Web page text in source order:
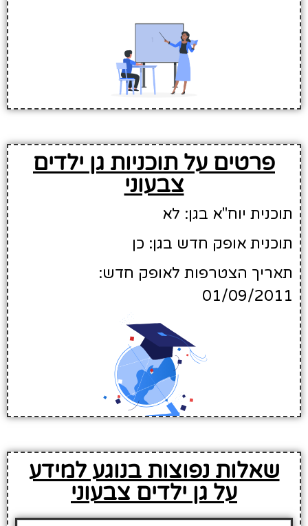
פרטים על תוכניות גן ילדים
צבעוני
תוכנית יוח"א בגן: לא
תוכנית אופק חדש בגן: כן
תאריך הצטרפות לאופק חדש:
01/09/2011
שאלות נפוצות בנוגע למידע
על גן ילדים צבעוני